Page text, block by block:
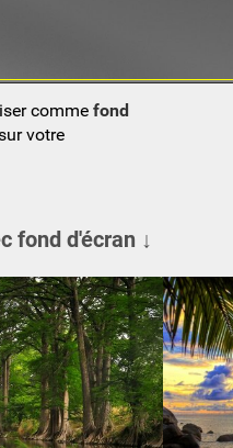
commefond
votre
fond d'écran ↓